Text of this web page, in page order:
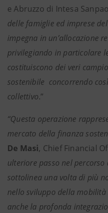
e Abruzzo di Intesa
delle famiglie ed imprese
impegna in un’allocazione
privilegiando in particolare
costituiscono dei veri
sostenibile concorrendo
collettivo.”
“Questa operazione
mercato della finanza
De Masi, Chief Financial
ulteriore passo nel
sottolinea una volta di più
nello sviluppo della mobilità
anche la profonda